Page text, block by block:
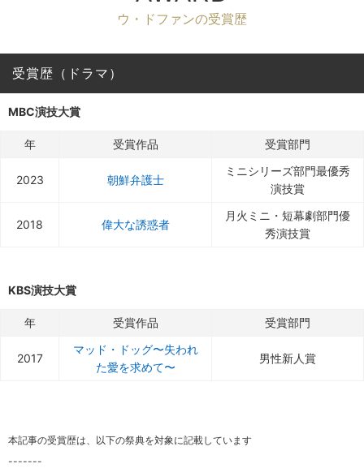
ウ・ドファンの受賞歴
受賞歴（ドラマ）
MBC演技大賞
年 受賞作品 受賞部門
2023 朝鮮弁護士
ミニシリーズ部門最優秀
演技賞
2018 偉大な誘惑者
月火ミニ・短幕劇部門優
秀演技賞
KBS演技大賞
年 受賞作品 受賞部門
2017
マッド・ドッグ〜失われ
た愛を求めて〜
男性新人賞
本記事の受賞歴は、以下の祭典を対象に記載しています
-------